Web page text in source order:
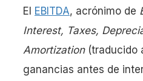
El EBITDA, acrónimo de
Interest, Taxes,
Amortization(traducido
ganancias antes de